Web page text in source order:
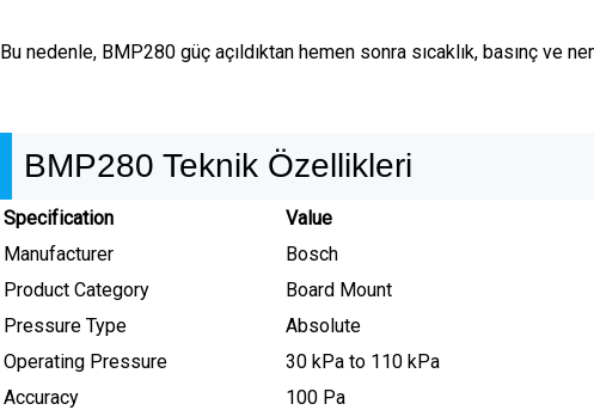
Bu nedenle, BMP280 güç açıldıktan hemen sonra sıcaklık, basınç
BMP280 Teknik Özellikleri
Specification
Value
Manufacturer
Bosch
Product Category
Board Mount
Pressure Type
Absolute
Operating Pressure
30 kPa to 110 kPa
Accuracy
100 Pa